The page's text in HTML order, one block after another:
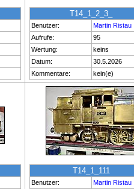
T14_1_2_3_
Benutzer:
Martin Ristau
Aufrufe:
95
Wertung:
keins
Datum:
30.5.2026
Kommentare:
kein(e)
T14_1_111
Benutzer:
Martin Ristau